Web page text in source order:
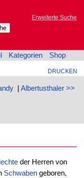
Erweiterte Suche
Kategorien Shop
DRUCKEN
| Albertusthaler >>
der Herren von
Schwabengeboren,